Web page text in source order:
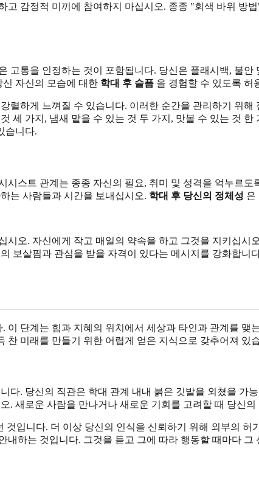
감정적 미끼에 참여하지 마십시오. 종종 "회색 바위 방
고통을 인정하는 것이 포함됩니다. 당신은 플래시백, 불
자신의 모습에 대한 학대 후 슬픔 을 경험할 수 있도록 허
렬하게 느껴질 수 있습니다. 이러한 순간을 관리하기 위
세 가지, 냄새 맡을 수 있는 것 두 가지, 맛볼 수 있는 것
습니다.
스트 관계는 종종 자신의 필요, 취미 및 성격을 억누르도
는 사람들과 시간을 보내십시오. 학대 후 당신의 정체성 은
오. 자신에게 작고 매일의 약속을 하고 그것을 지키십시
보살핌과 관심을 받을 자격이 있다는 메시지를 강화합니
단계는 힘과 지혜의 위치에서 세상과 타인과 관계를 맺
미래를 만들기 위한 어렵게 얻은 지식으로 갖추어져 있
다. 당신의 직관은 학대 관계 내내 붉은 깃발을 외쳤을 가
. 새로운 사람을 만나거나 새로운 기회를 고려할 때 당신
입니다. 더 이상 당신의 인식을 신뢰하기 위해 외부의 허
하는 것입니다. 그것을 듣고 그에 따라 행동할 때마다 그